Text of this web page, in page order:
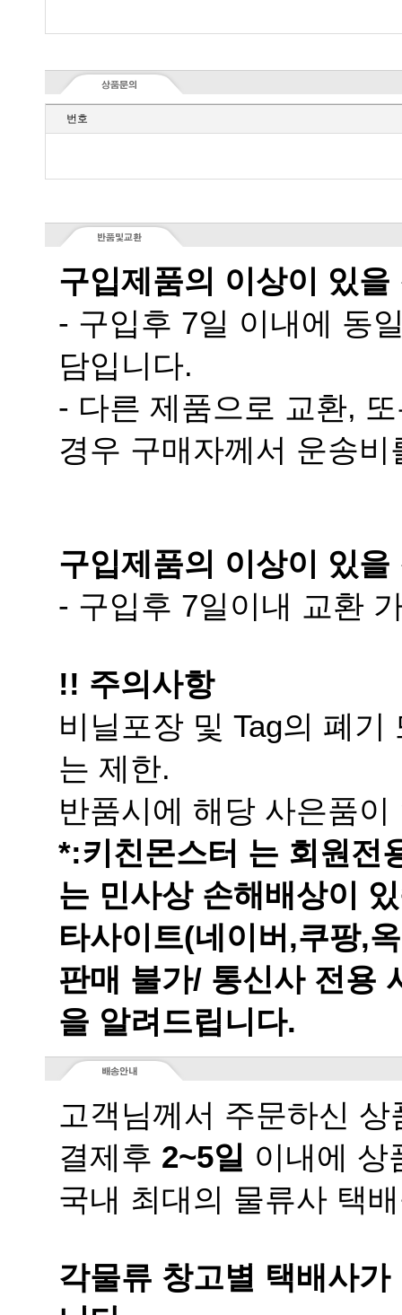
번호
구입제품의 이상이 있을
담입니다.
경우 구매자께서 운송
구입제품의 이상이 있
- 구입후 7일이내 교환
!! 주의사항
는 제한.
반품시에 해당 사은품
는 민사상 손해배상이
을 알려드립니다.
고객님께서 주문하신
결제후 2~5일 이내에 상
국내 최대의 물류사 택